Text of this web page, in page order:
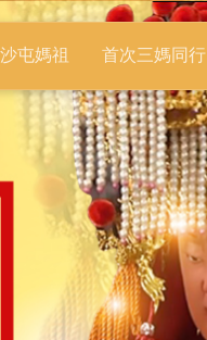
屯媽祖 首次三媽同行